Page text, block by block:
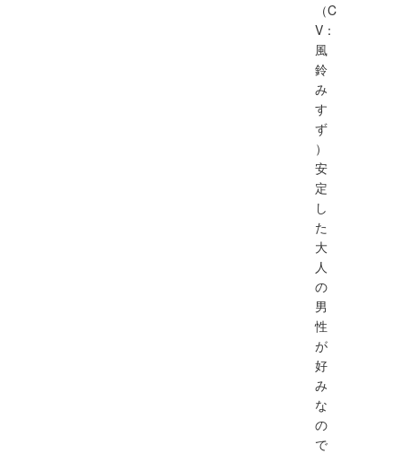
（C
V：
風
鈴
み
す
ず
）
安
定
し
た
大
人
の
男
性
が
好
み
な
の
で